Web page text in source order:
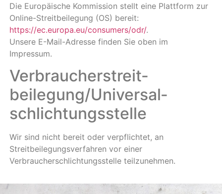
Die Europäische Kommission stellt eine Plattform zur
Online-Streitbeilegung (OS) bereit:
https://ec.europa.eu/consumers/odr/.
Unsere E-Mail-Adresse finden Sie oben im
Impressum.
Verbraucher­streit­
beilegung/Universal­
schlichtungs­stelle
Wir sind nicht bereit oder verpflichtet, an
Streitbeilegungsverfahren vor einer
Verbraucherschlichtungsstelle teilzunehmen.